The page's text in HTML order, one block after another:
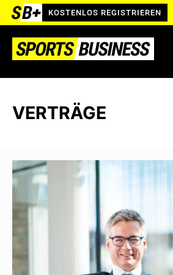
KOSTENLOS REGISTRIEREN
VERTRÄGE